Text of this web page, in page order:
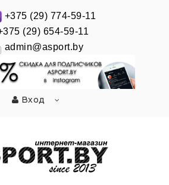
+375 (29) 774-59-11
(29) 654-59-11
admin@asport.by
Вход